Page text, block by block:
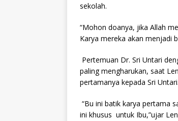
sekolah.
“Mohon doanya, jika Allah
Karya mereka akan menjadi
Pertemuan Dr. Sri Untari
paling mengharukan, saat
pertamanya kepada Sri Untari.
“Bu ini batik karya pertama
ini khusus untuk Ibu,”ujar